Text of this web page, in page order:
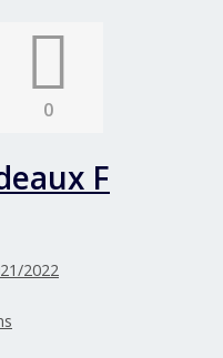
0
F
2022